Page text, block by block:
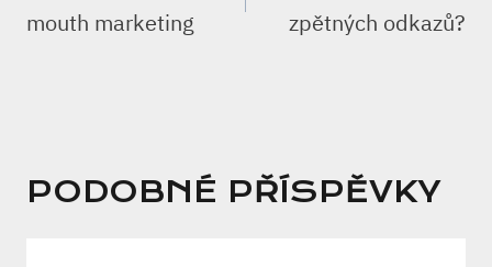
PŘÍSPĚVEK
mouth marketing
zpětných odkazů?
PODOBNÉ PŘÍSPĚVKY